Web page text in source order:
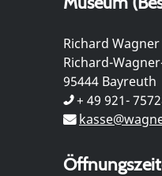
Richard
Richard-
95444 Bayreuth
+ 49 921-